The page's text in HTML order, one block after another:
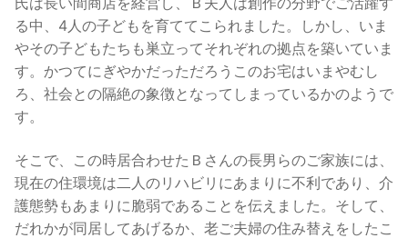
る中、4人の子どもを育ててこられました。しかし、いま
やその子どもたちも巣立ってそれぞれの拠点を築いていま
す。かつてにぎやかだっただろうこのお宅はいまやむし
ろ、社会との隔絶の象徴となってしまっているかのようで
す。
そこで、この時居合わせたＢさんの長男らのご家族には、
現在の住環境は二人のリハビリにあまりに不利であり、介
護態勢もあまりに脆弱であることを伝えました。そして、
だれかが同居してあげるか、老ご夫婦の住み替えをしたこ